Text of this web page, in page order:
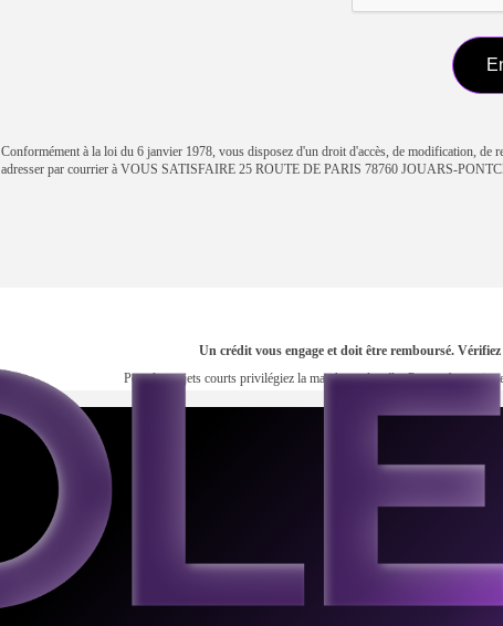
Conformément à la loi du 6 janvier 1978, vous disposez d'un droit d'accès, de modification,
adresser par courrier à VOUS SATISFAIRE 25 ROUTE DE PARIS 78760 JOUARS-
Un crédit vous engage et doit être remboursé.
Pour les trajets courts privilégiez la marche ou le vélo. Pensez à